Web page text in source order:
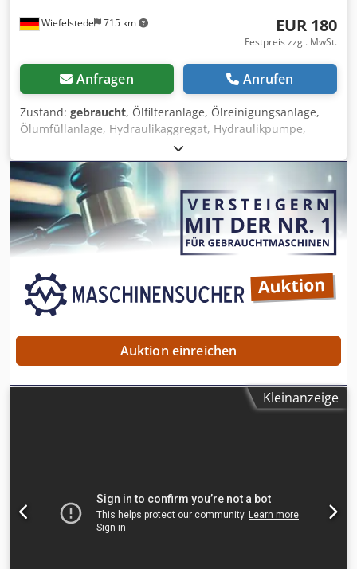
Wiefelstede 715 km EUR 180
Festpreis zzgl. MwSt.
Anfragen Anrufen
Zustand: gebraucht, Ölfilteranlage, Ölreinigungsanlage,
Ölumfüllanlage, Hydraulikaggregat, Hydraulikpumpe,
hydraulische Pumpe, Hydraulik-Prüfpumpe Dodpfxed
Scpro Ah Rjkr -Betriebsdruck: max. 420 bar -Abmessungen:
140/68/H245 mm -Gewicht: 2,3 kg
Auktion einreichen
Kleinanzeige